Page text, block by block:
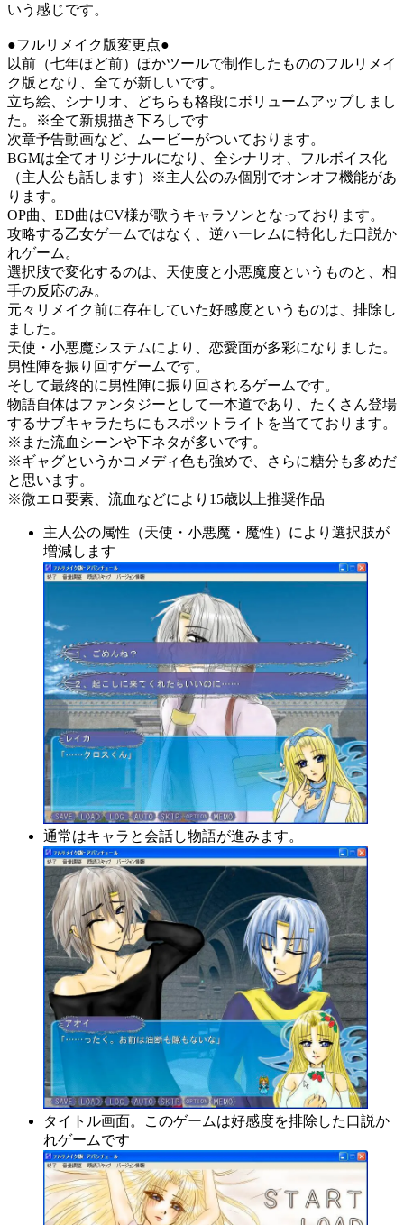
いう感じです。
●フルリメイク版変更点●
以前（七年ほど前）ほかツールで制作したもののフルリメイ
ク版となり、全てが新しいです。
立ち絵、シナリオ、どちらも格段にボリュームアップしまし
た。※全て新規描き下ろしです
次章予告動画など、ムービーがついております。
BGMは全てオリジナルになり、全シナリオ、フルボイス化
（主人公も話します）※主人公のみ個別でオンオフ機能があ
ります。
OP曲、ED曲はCV様が歌うキャラソンとなっております。
攻略する乙女ゲームではなく、逆ハーレムに特化した口説か
れゲーム。
選択肢で変化するのは、天使度と小悪魔度というものと、相
手の反応のみ。
元々リメイク前に存在していた好感度というものは、排除し
ました。
天使・小悪魔システムにより、恋愛面が多彩になりました。
男性陣を振り回すゲームです。
そして最終的に男性陣に振り回されるゲームです。
物語自体はファンタジーとして一本道であり、たくさん登場
するサブキャラたちにもスポットライトを当てております。
※また流血シーンや下ネタが多いです。
※ギャグというかコメディ色も強めで、さらに糖分も多めだ
と思います。
※微エロ要素、流血などにより15歳以上推奨作品
主人公の属性（天使・小悪魔・魔性）により選択肢が
増減します
通常はキャラと会話し物語が進みます。
タイトル画面。このゲームは好感度を排除した口説か
れゲームです